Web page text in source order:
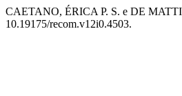
CAETANO, ÉRICA P. S. e DE
10.19175/recom.v12i0.4503.